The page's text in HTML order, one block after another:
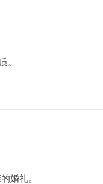
。
婚礼。